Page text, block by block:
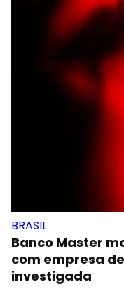
BRASIL
Banco Master
com empresa
investigada